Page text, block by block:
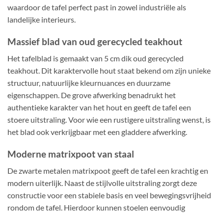
waardoor de tafel perfect past in zowel industriële als
landelijke interieurs.
Massief blad van oud gerecycled teakhout
Het tafelblad is gemaakt van 5 cm dik oud gerecycled
teakhout. Dit karaktervolle hout staat bekend om zijn unieke
structuur, natuurlijke kleurnuances en duurzame
eigenschappen. De grove afwerking benadrukt het
authentieke karakter van het hout en geeft de tafel een
stoere uitstraling. Voor wie een rustigere uitstraling wenst, is
het blad ook verkrijgbaar met een gladdere afwerking.
Moderne matrixpoot van staal
De zwarte metalen matrixpoot geeft de tafel een krachtig en
modern uiterlijk. Naast de stijlvolle uitstraling zorgt deze
constructie voor een stabiele basis en veel bewegingsvrijheid
rondom de tafel. Hierdoor kunnen stoelen eenvoudig